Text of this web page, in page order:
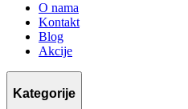
O nama
Kontakt
Blog
Akcije
Kategorije